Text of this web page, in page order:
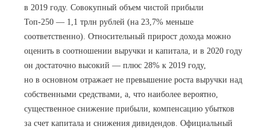
в 2019 году. Совокупный объем чистой прибыли
Топ-250 — 1,1 трлн рублей (на 23,7% меньше
соответственно). Относительный прирост дохода можно
оценить в соотношении выручки и капитала, и в 2020 году
он достаточно высокий — плюс 28% к 2019 году,
но в основном отражает не превышение роста выручки над
собственными средствами, а, что наиболее вероятно,
существенное снижение прибыли, компенсацию убытков
за счет капитала и снижения дивидендов. Официальный